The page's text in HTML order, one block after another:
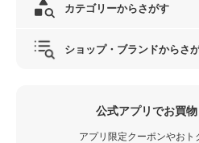
カテゴリーからさがす
ショップ・ブランドからさ
公式アプリでお買
アプリ限定クーポンやおト